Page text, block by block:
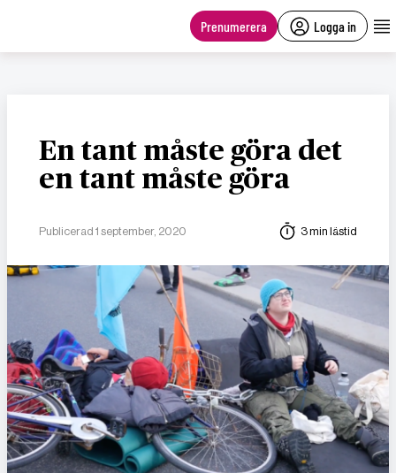
Prenumerera Logga in
En tant måste göra det
en tant måste göra
Publicerad 1 september, 2020 3 min lästid